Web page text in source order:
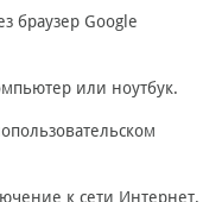
браузер Google
или ноутбук.
к сети Интернет.